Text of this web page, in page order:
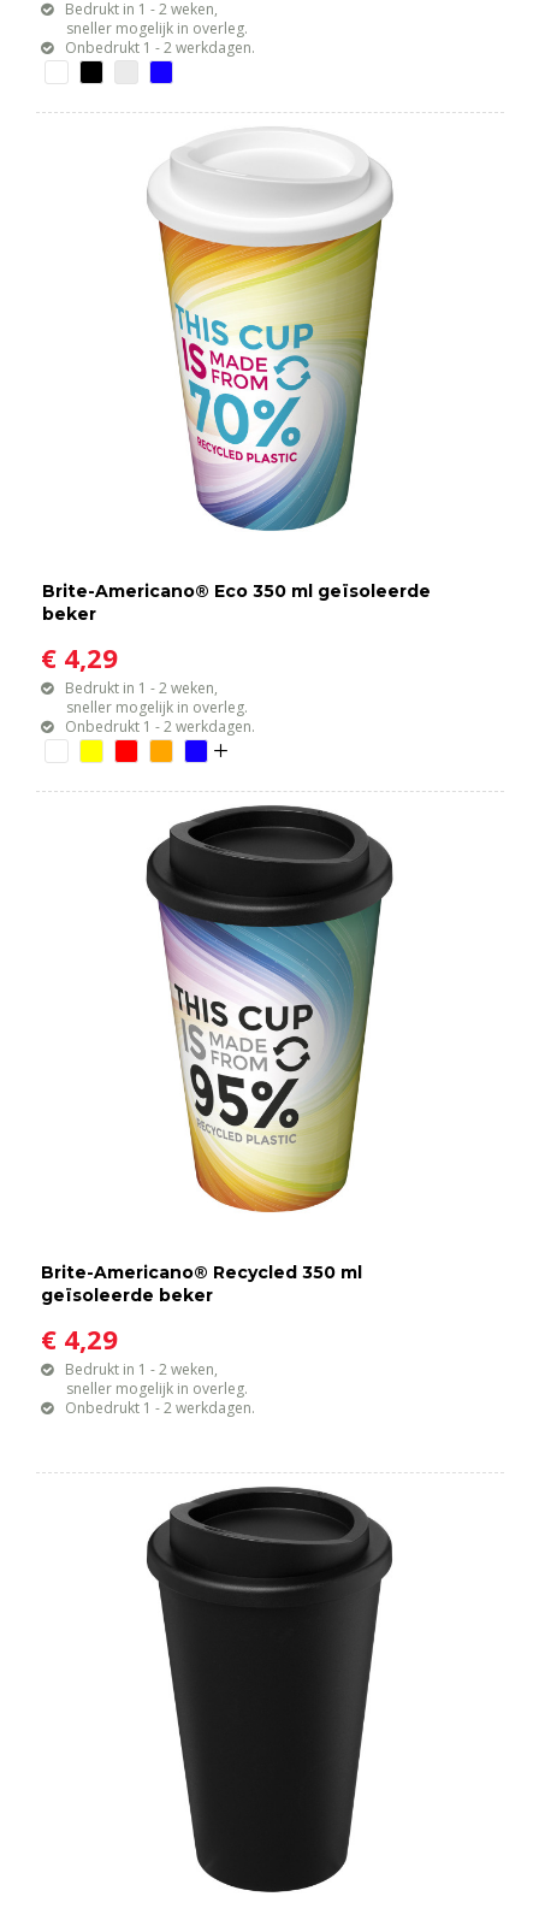
Bedrukt in 1 - 2 weken,
sneller mogelijk in overleg.
Onbedrukt 1 - 2 werkdagen.
Brite-Americano® Eco 350 ml geïsoleerde
beker
€ 4,29
Bedrukt in 1 - 2 weken,
sneller mogelijk in overleg.
Onbedrukt 1 - 2 werkdagen.
Brite-Americano® Recycled 350 ml
geïsoleerde beker
€ 4,29
Bedrukt in 1 - 2 weken,
sneller mogelijk in overleg.
Onbedrukt 1 - 2 werkdagen.